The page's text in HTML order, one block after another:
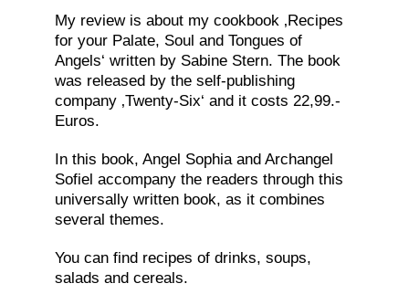
My review is about my cookbook ‚Recipes
for your Palate, Soul and Tongues of
Angels‘ written by Sabine Stern. The book
was released by the self-publishing
company ‚Twenty-Six‘ and it costs 22,99.-
Euros.
In this book, Angel Sophia and Archangel
Sofiel accompany the readers through this
universally written book, as it combines
several themes.
You can find recipes of drinks, soups,
salads and cereals.